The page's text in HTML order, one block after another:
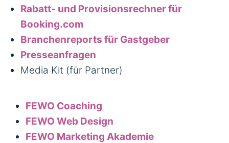
Rabatt- und Provisionsrechner für
Booking.com
Branchenreports für Gastgeber
Presseanfragen
Media Kit (für Partner)
FEWO Coaching
FEWO Web Design
FEWO Marketing Akademie